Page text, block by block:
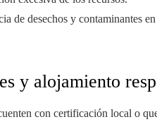
de desechos y contaminantes
y alojamiento
con certificación local o